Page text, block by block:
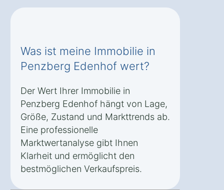
Was ist meine Immobilie in
Penzberg Edenhof wert?
Der Wert Ihrer Immobilie in
Penzberg Edenhof hängt von Lage,
Größe, Zustand und Markttrends ab.
Eine professionelle
Marktwertanalyse gibt Ihnen
Klarheit und ermöglicht den
bestmöglichen Verkaufspreis.